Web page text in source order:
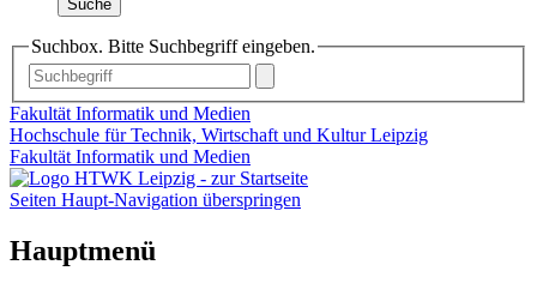
Suche
Suchbox. Bitte Suchbegriff eingeben.
Fakultät Informatik und Medien
Hochschule für Technik, Wirtschaft und Kultur Leipzig
Fakultät Informatik und Medien
Seiten Haupt-Navigation überspringen
Hauptmenü